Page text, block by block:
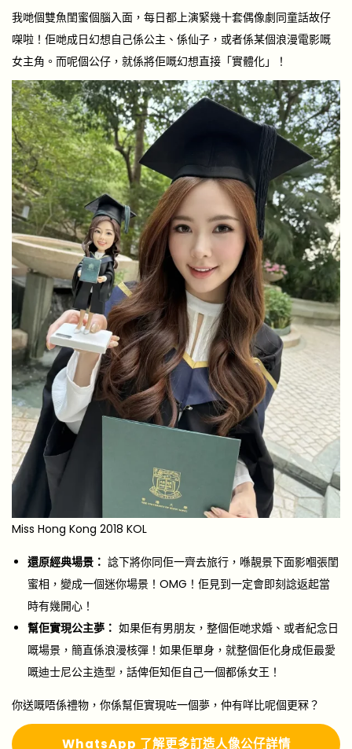
我哋個雙魚閨蜜個腦入面，每日都上演緊幾十套偶像劇同童話故仔
㗎啦！佢哋成日幻想自己係公主、係仙子，或者係某個浪漫電影嘅
女主角。而呢個公仔，就係將佢嘅幻想直接「實體化」！
Miss Hong Kong 2018 KOL
還原經典場景： 諗下將你同佢一齊去旅行，喺靚景下面影嗰張閨
蜜相，變成一個迷你場景！OMG！佢見到一定會即刻諗返起當
時有幾開心！
幫佢實現公主夢： 如果佢有男朋友，整個佢哋求婚、或者紀念日
嘅場景，簡直係浪漫核彈！如果佢單身，就整個佢化身成佢最愛
嘅迪士尼公主造型，話俾佢知佢自己一個都係女王！
你送嘅唔係禮物，你係幫佢實現咗一個夢，仲有咩比呢個更冧？
WhatsApp 了解更多訂造人像公仔詳情